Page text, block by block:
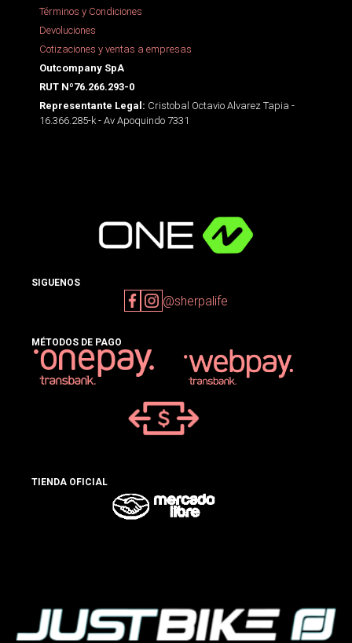
Términos y Condiciones
Devoluciones
Cotizaciones y ventas a empresas
Outcompany SpA
RUT Nº76.266.293-0
Representante Legal: Cristobal Octavio Alvarez Tapia -
16.366.285-k - Av Apoquindo 7331
SIGUENOS
@sherpalife
MÉTODOS DE PAGO
TIENDA OFICIAL